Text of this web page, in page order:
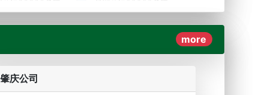
AAAAA奖牌2019
more
肇庆公司